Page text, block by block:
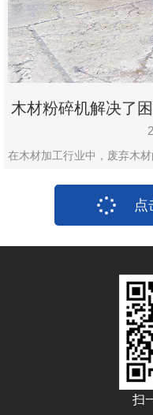
木材粉碎机解决了
在木材加工行业中，废弃木
点
扫